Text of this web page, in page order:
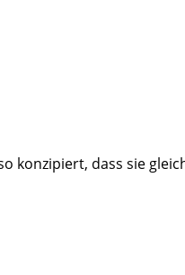
konzipiert, dass sie